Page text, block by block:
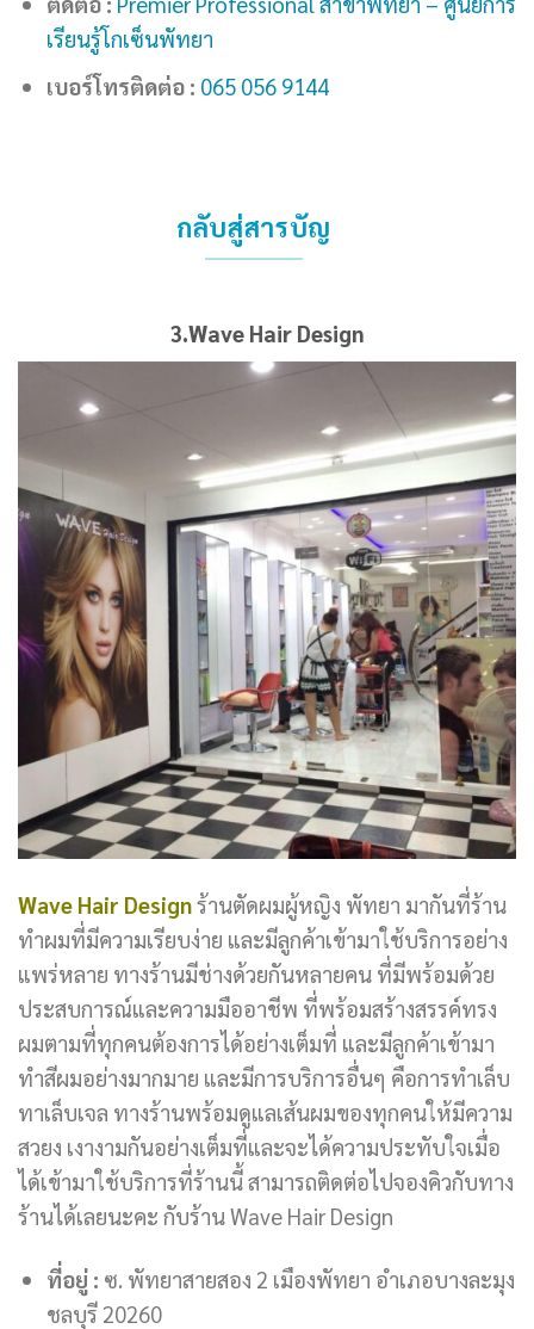
เรียนรู้โกเซ็นพัทยา
เบอร์โทรติดต่อ : 065 056 9144
กลับสู่สารบัญ
3.Wave Hair Design
Wave Hair Designร้านตัดผมผู้หญิง พัทยา มากันที่ร้าน
ทำผมที่มีความเรียบง่าย และมีลูกค้าเข้ามาใช้บริการอย่าง
แพร่หลาย ทางร้านมีช่างด้วยกันหลายคน ที่มีพร้อมด้วย
ประสบการณ์และความมืออาชีพ ที่พร้อมสร้างสรรค์ทรง
ผมตามที่ทุกคนต้องการได้อย่างเต็มที่ และมีลูกค้าเข้ามา
ทำสีผมอย่างมากมาย และมีการบริการอื่นๆ คือการทำเล็บ
ทาเล็บเจล ทางร้านพร้อมดูแลเส้นผมของทุกคนให้มีความ
สวยง เงางามกันอย่างเต็มที่และจะได้ความประทับใจเมื่อ
ได้เข้ามาใช้บริการที่ร้านนี้ สามารถติดต่อไปจองคิวกับทาง
ร้านได้เลยนะคะ กับร้าน Wave Hair Design
ที่อยู่ : ซ. พัทยาสายสอง 2 เมืองพัทยา อำเภอบางละมุง
ชลบุรี 20260